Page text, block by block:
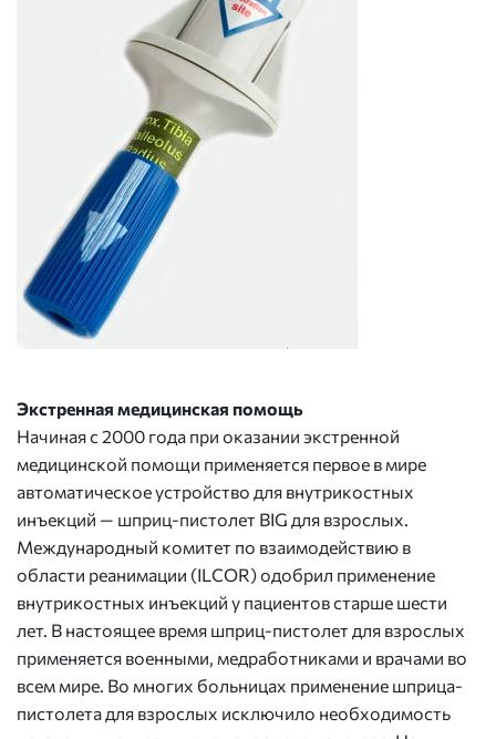
Экстренная медицинская помощь
Начиная с 2000 года при оказании экстренной
медицинской помощи применяется первое в мире
автоматическое устройство для внутрикостных
инъекций — шприц-пистолет BIG для взрослых.
Международный комитет по взаимодействию в
области реанимации (ILCOR) одобрил применение
внутрикостных инъекций у пациентов старше шести
лет. В настоящее время шприц-пистолет для взрослых
применяется военными, медработниками и врачами во
всем мире. Во многих больницах применение шприца-
пистолета для взрослых исключило необходимость